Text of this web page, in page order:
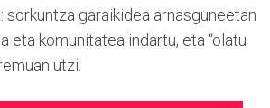
sorkuntza garaikidea arnasguneetan
eta komunitatea indartu, eta “olatu
utzi.